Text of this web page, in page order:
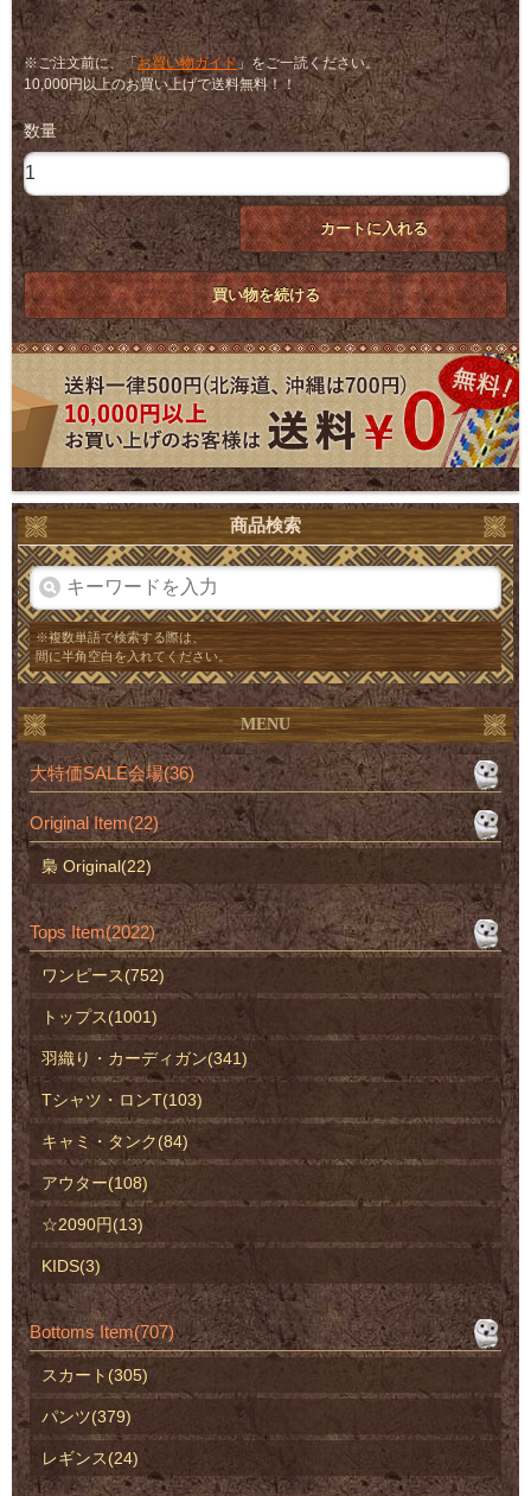
※ご注文前に、「お買い物ガイド」をご一読ください。
10,000円以上のお買い上げで送料無料！！
数量
カートに入れる
買い物を続ける
商品検索
※複数単語で検索する際は、
間に半角空白を入れてください。
MENU
大特価SALE会場(36)
Original Item(22)
梟 Original(22)
Tops Item(2022)
ワンピース(752)
トップス(1001)
羽織り・カーディガン(341)
Tシャツ・ロンT(103)
キャミ・タンク(84)
アウター(108)
☆2090円(13)
KIDS(3)
Bottoms Item(707)
スカート(305)
パンツ(379)
レギンス(24)